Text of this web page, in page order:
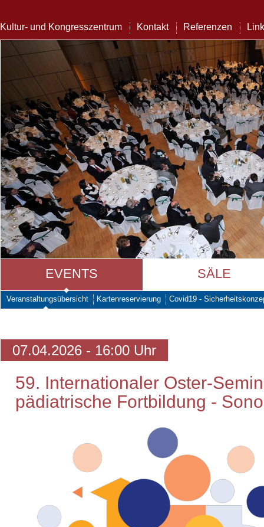
Kultur- und Kongresszentrum Kontakt Referenzen
EVENTS SÄLE
Veranstaltungsübersicht Kartenreservierung Covid19 -
07.04.2026 - 16:00 Uhr
59. Internationaler Oster-
pädiatrische Fortbildung -